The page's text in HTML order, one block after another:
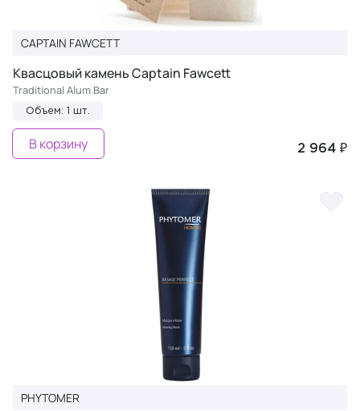
CAPTAIN FAWCETT
Квасцовый камень Captain Fawcett
Traditional Alum Bar
Объем: 1 шт.
2 964 ₽
В корзину
PHYTOMER